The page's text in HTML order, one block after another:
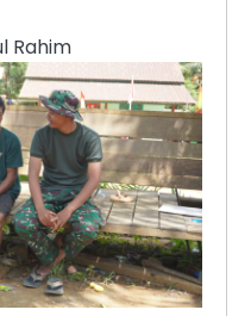
Rahim